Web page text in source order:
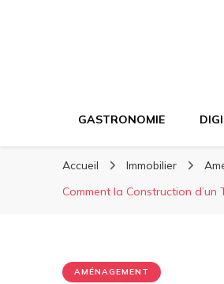
GASTRONOMIE
Accueil Immobilier
Comment la Construction
AMÉNAGEMENT